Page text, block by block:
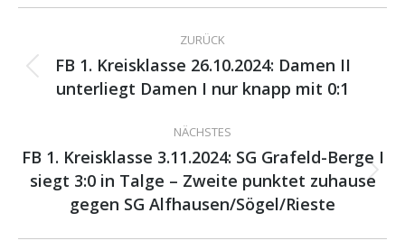
Kommentarnavigation
ZURÜCK
Vorheriger
Beitrag:
FB 1. Kreisklasse 26.10.2024: Damen II
unterliegt Damen I nur knapp mit 0:1
NÄCHSTES
Nächster
Beitrag:
FB 1. Kreisklasse 3.11.2024: SG Grafeld-Berge I
siegt 3:0 in Talge – Zweite punktet zuhause
gegen SG Alfhausen/Sögel/Rieste